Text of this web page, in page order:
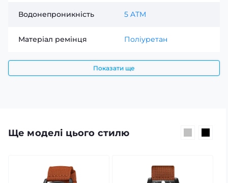
Водонепроникність 5 ATM
Матеріал ремінця Поліуретан
Показати ще
Ще моделі цього стилю